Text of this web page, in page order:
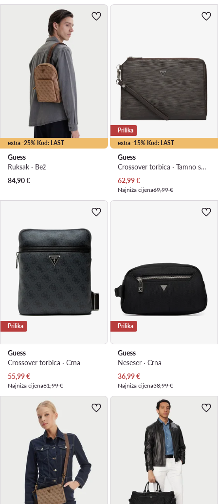
extra -25% Kod: LAST
Guess
Ruksak · Bež
84,90€
extra -15% Kod: LAST
Prilika
Guess
Crossover torbica · Tamno smeđa
Trenutna cijena
62,99€
Najniža cijena69,99 €
Prilika
Guess
Crossover torbica · Crna
Trenutna cijena
55,99€
Najniža cijena61,99 €
Prilika
Guess
Neseser · Crna
Trenutna cijena
36,99€
Najniža cijena38,99 €